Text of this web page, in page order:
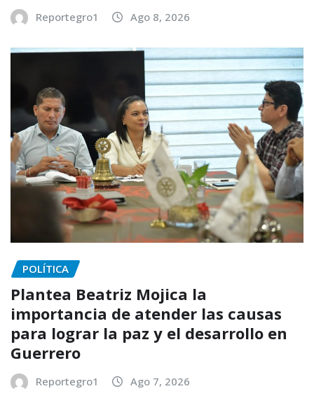
Reportegro1 Ago 8, 2026
POLÍTICA
Plantea Beatriz Mojica la
importancia de atender las causas
para lograr la paz y el desarrollo en
Guerrero
Reportegro1 Ago 7, 2026